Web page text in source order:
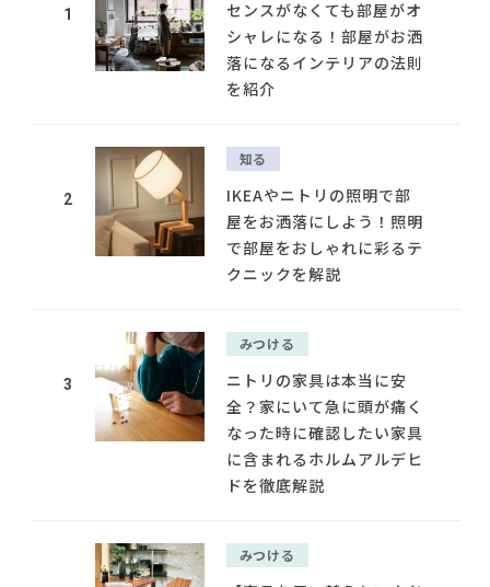
1
センスがなくても部屋がオ
シャレになる！部屋がお洒
落になるインテリアの法則
を紹介
2
知る
IKEAやニトリの照明で部
屋をお洒落にしよう！照明
で部屋をおしゃれに彩るテ
クニックを解説
3
みつける
ニトリの家具は本当に安
全？家にいて急に頭が痛く
なった時に確認したい家具
に含まれるホルムアルデヒ
ドを徹底解説
みつける